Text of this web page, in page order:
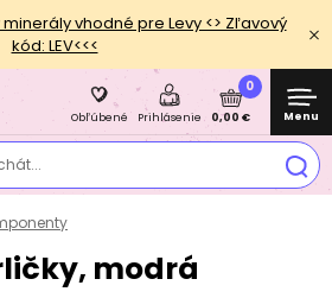
minerály vhodné pre Levy <> Zľavový
kód: LEV<<<
Obľúbené Prihlásenie
0
0,00 € Menu
modrá